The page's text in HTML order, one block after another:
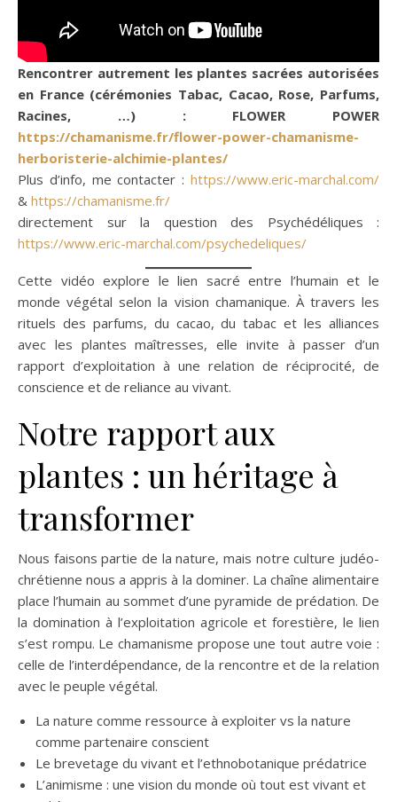
Rencontrer autrement les plantes sacrées autorisées
en France (cérémonies Tabac, Cacao, Rose, Parfums,
Racines, …) : FLOWER POWER
https://chamanisme.fr/flower-power-chamanisme-
herboristerie-alchimie-plantes/
Plus d’info, me contacter : https://www.eric-marchal.com/
& https://chamanisme.fr/
directement sur la question des Psychédéliques :
https://www.eric-marchal.com/psychedeliques/
Cette vidéo explore le lien sacré entre l’humain et le
monde végétal selon la vision chamanique. À travers les
rituels des parfums, du cacao, du tabac et les alliances
avec les plantes maîtresses, elle invite à passer d’un
rapport d’exploitation à une relation de réciprocité, de
conscience et de reliance au vivant.
Notre rapport aux
plantes : un héritage à
transformer
Nous faisons partie de la nature, mais notre culture judéo-
chrétienne nous a appris à la dominer. La chaîne alimentaire
place l’humain au sommet d’une pyramide de prédation. De
la domination à l’exploitation agricole et forestière, le lien
s’est rompu. Le chamanisme propose une tout autre voie :
celle de l’interdépendance, de la rencontre et de la relation
avec le peuple végétal.
La nature comme ressource à exploiter vs la nature
comme partenaire conscient
Le brevetage du vivant et l’ethnobotanique prédatrice
L’animisme : une vision du monde où tout est vivant et